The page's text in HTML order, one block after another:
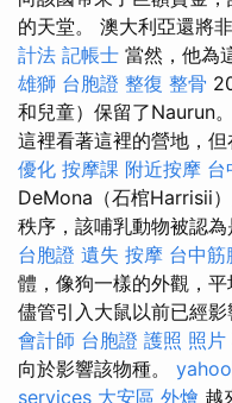
的天堂。 澳大利亞還將
計法 記帳士 當然，他為
雄獅 台胞證 整復 整骨
和兒童）保留了Naurun。
這裡看著這裡的營地，
優化 按摩課 附近按摩 台
DeMona（石棺Harrisii
秩序，該哺乳動物被認為
台胞證 遺失 按摩 台中筋
體，像狗一樣的外觀，
儘管引入大鼠以前已經影
會計師 台胞證 護照 照片
向於影響該物種。
services 大安區 外燴 越